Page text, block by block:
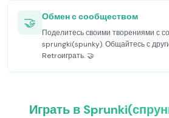
🤝 Обмен с сообществом
Поделитесь своими творениями с
sprungki(spunky). Общайтесь с
Retroиграть. 🤝
Играть в